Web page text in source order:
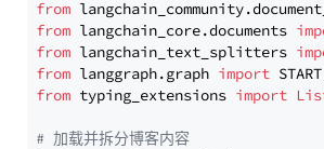
from
from langchain_core.documents
from langchain_text_splitters
from langgraph.graph import
from typing_extensions import
# 加载并拆分博客内容